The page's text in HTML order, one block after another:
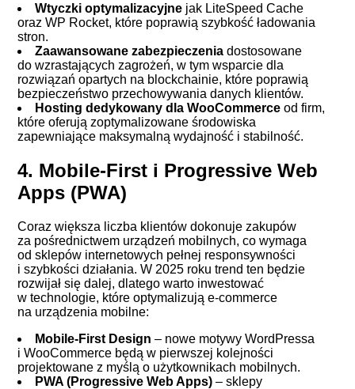
Wtyczki optymalizacyjne jak LiteSpeed Cache
oraz WP Rocket, które poprawią szybkość ładowania
stron.
Zaawansowane zabezpieczenia dostosowane
do wzrastających zagrożeń, w tym wsparcie dla
rozwiązań opartych na blockchainie, które poprawią
bezpieczeństwo przechowywania danych klientów.
Hosting dedykowany dla WooCommerce od firm,
które oferują zoptymalizowane środowiska
zapewniające maksymalną wydajność i stabilność.
4. Mobile-First i Progressive Web
Apps (PWA)
Coraz większa liczba klientów dokonuje zakupów
za pośrednictwem urządzeń mobilnych, co wymaga
od sklepów internetowych pełnej responsywności
i szybkości działania. W 2025 roku trend ten będzie
rozwijał się dalej, dlatego warto inwestować
w technologie, które optymalizują e-commerce
na urządzenia mobilne:
Mobile-First Design – nowe motywy WordPressa
i WooCommerce będą w pierwszej kolejności
projektowane z myślą o użytkownikach mobilnych.
PWA (Progressive Web Apps) – sklepy